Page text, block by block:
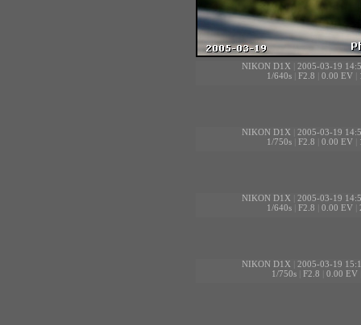
NIKON D1X
2005-03-19
1/640s| F2.8 0.00 EV|
NIKON D1X
2005-03-19
1/750s| F2.8 0.00 EV|
NIKON D1X
2005-03-19
1/640s| F2.8 0.00 EV|
NIKON D1X
2005-03-19
1/750s| F2.8 0.00 EV